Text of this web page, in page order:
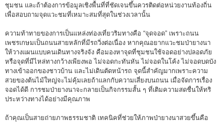
ชุมชน และถ้าต้องการข้อมูลเชิงพื้นที่ที่ชัดเจนขึ้นควรติดต่อหน่วยงานท้องถิ่น
เพื่อสอบถามจุดแวะชมที่เหมาะสมที่สุดในช่วงเวลานั้น
ความท้าทายของการเป็นแหล่งท่องเที่ยวริมทางคือ “จุดจอด” เพราะถนน
เพชรเกษมเป็นถนนสายหลักที่มีรถวิ่งต่อเนื่อง หากคุณอยากแวะชมป่ายางนา
ให้วางแผนแบบคนเดินทางจริงจัง คือมองหาจุดที่ชุมชนใช้จอดอย่างปลอดภัย
หรือจุดที่มีไหล่ทางกว้างเพียงพอ ไม่จอดกะทันหัน ไม่จอดในโค้ง ไม่จอดบดบัง
ทางเข้าออกของชาวบ้าน และไม่เดินตัดหน้ารถ จุดนี้สำคัญมากเพราะความ
สวยของต้นไม้ใหญ่จะไม่คุ้มเลยถ้าแลกกับความเสี่ยงบนถนน เมื่อจัดการเรื่อง
จอดได้ดี การชมป่ายางนาจะกลายเป็นกิจกรรมสั้น ๆ ที่เติมความสดชื่นให้ทริ
ประหว่างทางได้อย่างมีคุณภาพ
ถ้าคุณเป็นสายถ่ายภาพธรรมชาติ เทคนิคที่ช่วยให้ภาพป่ายางนาสวยขึ้นคือ